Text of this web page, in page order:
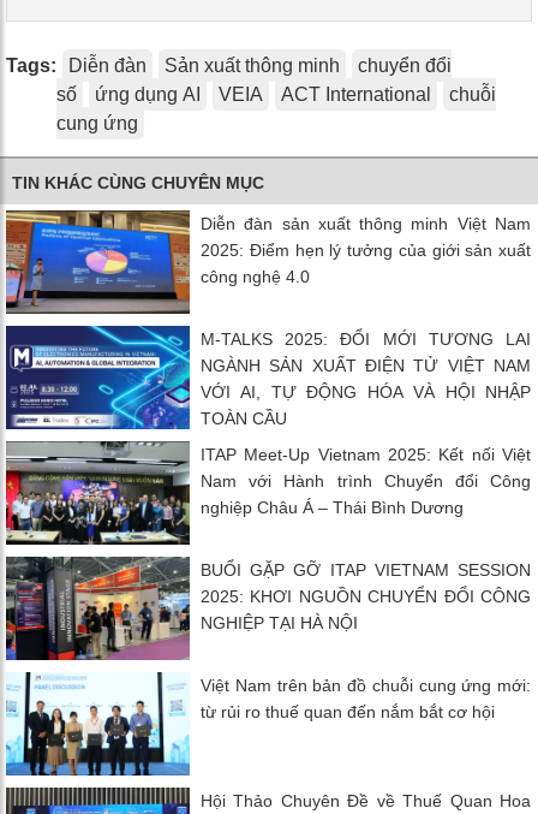
Tags: Diễn đàn Sản xuất thông minh
chuyển đổi
số
ứng dụng AI VEIA ACT International
chuỗi
cung ứng
TIN KHÁC CÙNG CHUYÊN MỤC
Diễn đàn sản xuất thông minh Việt Nam
2025: Điểm hẹn lý tưởng của giới sản xuất
công nghệ 4.0
M-TALKS 2025: ĐỔI MỚI TƯƠNG LAI
NGÀNH SẢN XUẤT ĐIỆN TỬ VIỆT NAM
VỚI AI, TỰ ĐỘNG HÓA VÀ HỘI NHẬP
TOÀN CẦU
ITAP Meet-Up Vietnam 2025: Kết nối Việt
Nam với Hành trình Chuyển đổi Công
nghiệp Châu Á – Thái Bình Dương
BUỔI GẶP GỠ ITAP VIETNAM SESSION
2025: KHƠI NGUỒN CHUYỂN ĐỔI CÔNG
NGHIỆP TẠI HÀ NỘI
Việt Nam trên bản đồ chuỗi cung ứng mới:
từ rủi ro thuế quan đến nắm bắt cơ hội
Hội Thảo Chuyên Đề về Thuế Quan Hoa